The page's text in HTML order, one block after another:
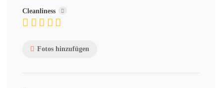
Cleanliness
Fotos hinzufügen